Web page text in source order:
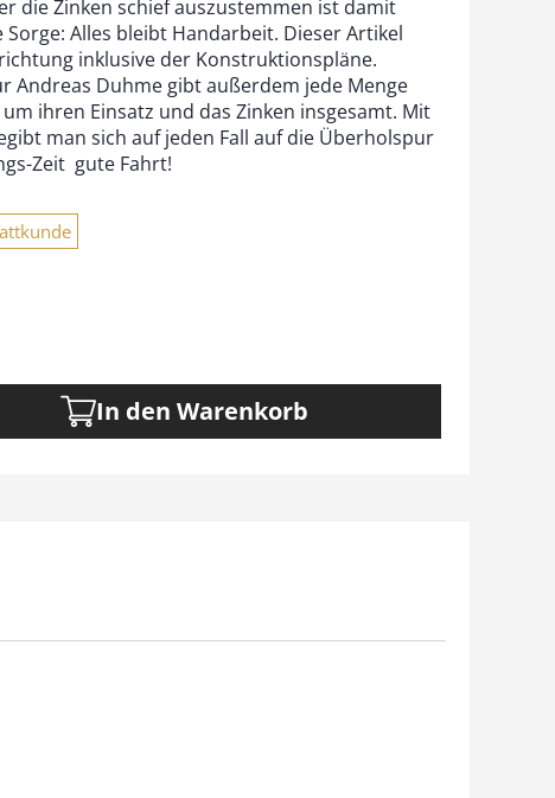
die Zinken schief auszustemmen ist damit
Alles bleibt Handarbeit. Dieser Artikel
inklusive der Konstruktionspläne.
Andreas Duhme gibt außerdem jede Menge
ihren Einsatz und das Zinken insgesamt. Mit
man sich auf jeden Fall auf die Überholspur
Zeit  gute Fahrt!
In den Warenkorb